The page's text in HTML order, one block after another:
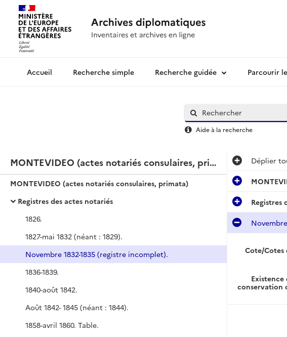
Archives diplomatiquesRecherche simple Recherche guidée Parcourir
Aide à la recherche
MONTEVIDEO (actes notariés consulaires, primata)
MONTEVIDEO (actes notariés consulaires, primata)
Registres des actes notariés
1826.
1827-mai 1832 (néant : 1829).
Novembre 1832-1835 (registre incomplet).
1836-1839.
1840-août 1842.
Août 1842- 1845 (néant : 1844).
1858-avril 1860. Table.
Déplier
Registres
Cote/Cotes
Existence
conservation